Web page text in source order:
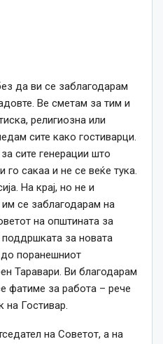
да ви се заблагодарам
Ве сметам за тим и
религиозна или
сите како гостиварци.
сите генерации што
го сакаа и не се веќе тука.
На крај, но не и
се заблагодарам на
на општината за
за новата
до поранешниот
Таравари. Ви благодарам
фатиме за работа – рече
на Гостивар.
на Советот, а на